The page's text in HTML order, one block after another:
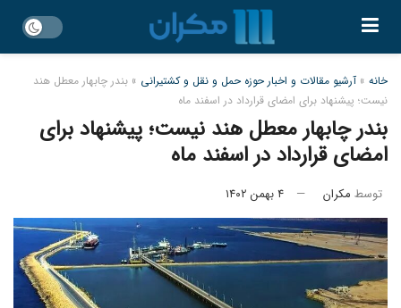
خانه » آرشیو مقالات و اخبار حوزه حمل و نقل و کشتیرانی » بندر چابهار معطل هند
نیست؛ پیشنهاد برای امضای قرارداد در اسفند ماه
بندر چابهار معطل هند نیست؛ پیشنهاد برای
امضای قرارداد در اسفند ماه
توسط مکران ۴ بهمن ۱۴۰۲